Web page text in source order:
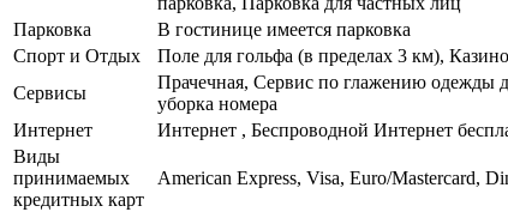
Парковка
В гостинице имеется парковка
Спорт и Отдых
Поле для гольфа (в пределах 3 км),
Сервисы
Прачечная, Сервис по глажению одежды
уборка номера
Интернет
Интернет , Беспроводной Интернет
Виды
принимаемых
кредитных карт
American Express, Visa, Euro/Mastercard,